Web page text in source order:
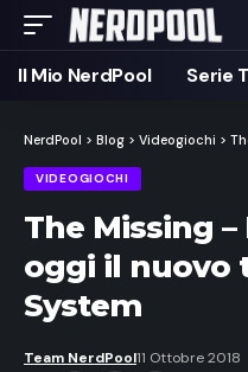
Il Mio NerdPool Serie
NerdPool > Blog > Videogiochi >
VIDEOGIOCHI
The Missing
oggi il nuovo
System
Team NerdPool11 Ottobre 2018